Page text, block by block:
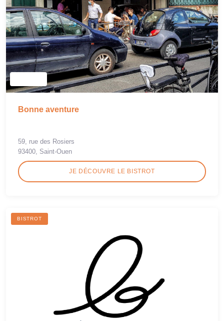
Bonne aventure
59, rue des Rosiers
93400, Saint-Ouen
JE DÉCOUVRE LE BISTROT
BISTROT